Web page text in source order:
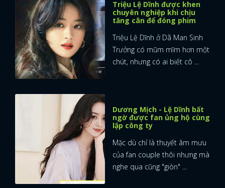
Triệu Lệ Dĩnh được khen
chuyên nghiệp khi chịu
tăng cân để đóng phim
Triệu Lệ Dĩnh ở Dã Man Sinh
Trưởng có mũm mĩm hơn một
chút, nhưng có ai biết cô ...
Dương Mịch - Lệ Dĩnh bất
ngờ được fan ủng hộ cùng
lập công ty
Mặc dù chỉ là thuyết âm mưu
của fan couple thôi nhưng mà
nghe qua cũng "giòn" ...